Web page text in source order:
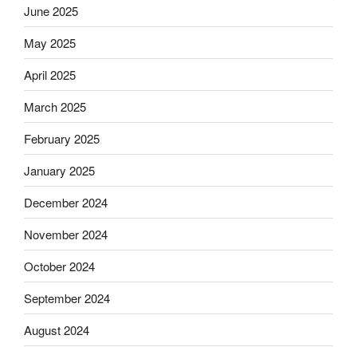
June 2025
May 2025
April 2025
March 2025
February 2025
January 2025
December 2024
November 2024
October 2024
September 2024
August 2024